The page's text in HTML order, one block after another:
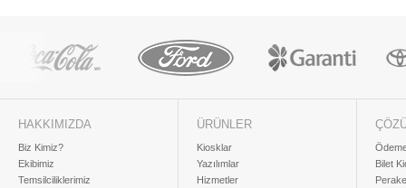
HAKKIMIZDA
Biz Kimiz?
Ekibimiz
Temsilciliklerimiz
ÜRÜNLER
Kiosklar
Yazılımlar
Hizmetler
Bilet